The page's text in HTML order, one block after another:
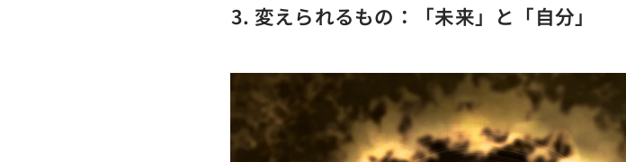
3. 変えられるもの：「未来」と「自分」